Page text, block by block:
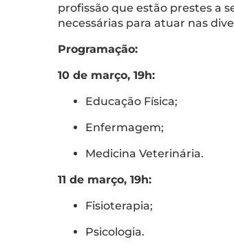
profissão que estão prestes a
necessárias para atuar nas
Programação:
10 de março, 19h:
Educação Física;
Enfermagem;
Medicina Veterinária.
11 de março, 19h:
Fisioterapia;
Psicologia.